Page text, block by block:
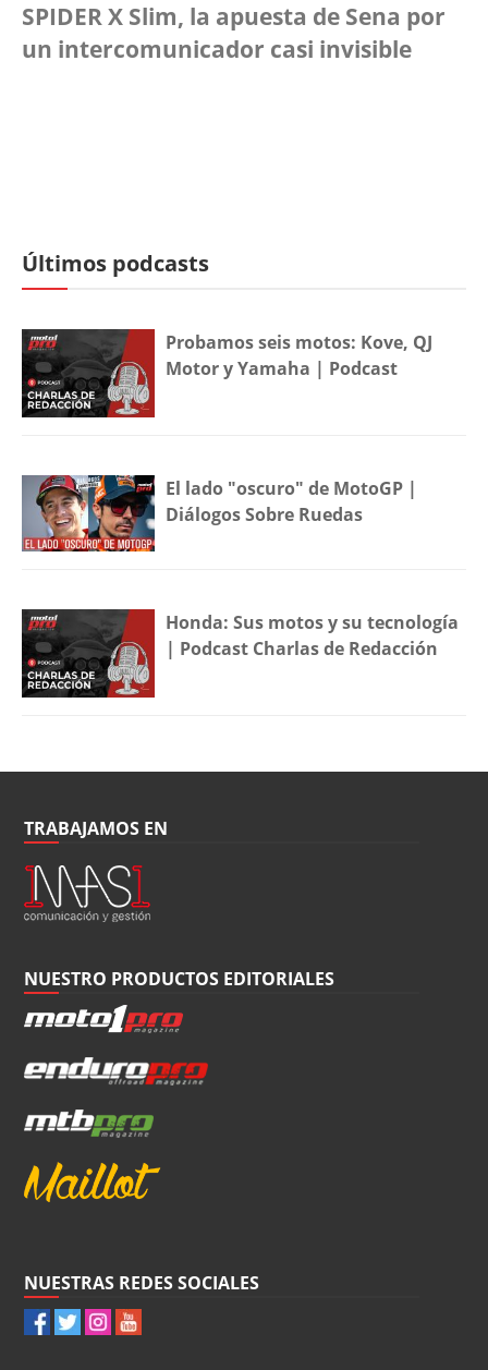
SPIDER X Slim, la apuesta de Sena por
un intercomunicador casi invisible
Últimos podcasts
Probamos seis motos: Kove, QJ
Motor y Yamaha | Podcast
El lado "oscuro" de MotoGP |
Diálogos Sobre Ruedas
Honda: Sus motos y su tecnología
| Podcast Charlas de Redacción
TRABAJAMOS EN
NUESTRO PRODUCTOS EDITORIALES
NUESTRAS REDES SOCIALES